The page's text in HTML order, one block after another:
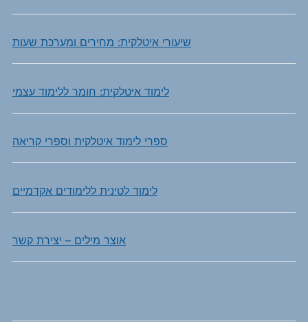
שיעורי איטלקית: מחירים ומערכת שעות
לימוד איטלקית: חומר ללימוד עצמי
ספרי לימוד איטלקית וספרי קריאה
לימוד לטינית ללימודים אקדמיים
אוצר מילים – יצירת קשר